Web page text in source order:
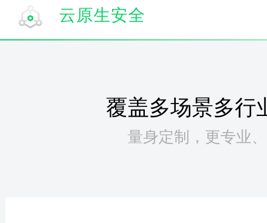
云原生安全
覆盖多场景多行
量身定制，更专业